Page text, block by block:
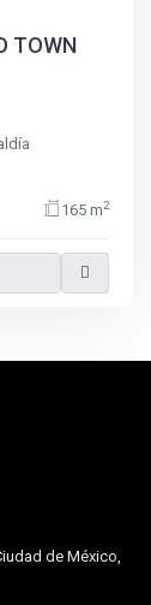
TOWN
165 m2
de México,